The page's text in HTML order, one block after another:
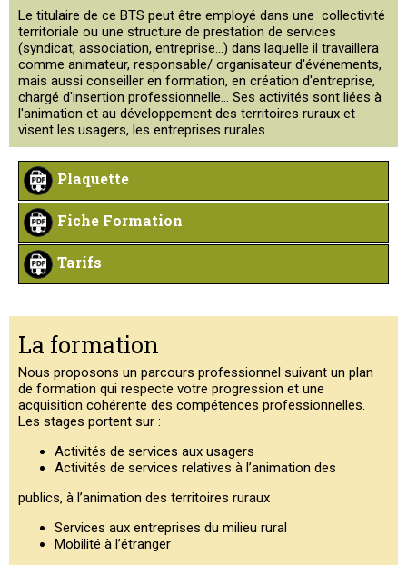
Le titulaire de ce BTS peut être employé dans une collectivité
territoriale ou une structure de prestation de services
(syndicat, association, entreprise...) dans laquelle il travaillera
comme animateur, responsable/ organisateur d'événements,
mais aussi conseiller en formation, en création d'entreprise,
chargé d'insertion professionnelle... Ses activités sont liées à
l'animation et au développement des territoires ruraux et
visent les usagers, les entreprises rurales.
Plaquette
Fiche Formation
Tarifs
La formation
Nous proposons un parcours professionnel suivant un plan
de formation qui respecte votre progression et une
acquisition cohérente des compétences professionnelles.
Les stages portent sur :
Activités de services aux usagers
Activités de services relatives à l’animation des
publics, à l’animation des territoires ruraux
Services aux entreprises du milieu rural
Mobilité à l’étranger